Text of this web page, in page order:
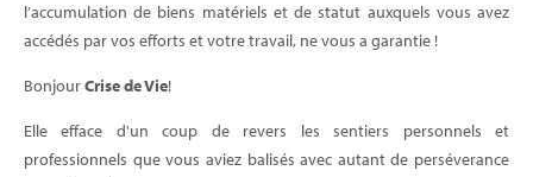
l’accumulation de biens matériels et de statut auxquels vous avez
accédés par vos efforts et votre travail, ne vous a garantie !
BonjourCrise de Vie!
Elle efface d'un coup de revers les sentiers personnels et
professionnels que vous aviez balisés avec autant de perséverance